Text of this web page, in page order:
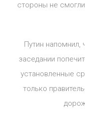
стороны не
Путин
заседании
установленные
только